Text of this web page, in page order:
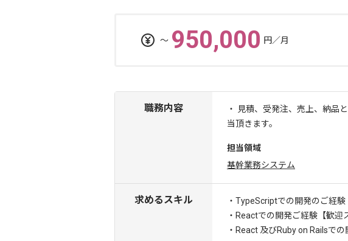
〜 950,000 円／月
職務内容
・ 見積、受発注、売上、納品
当頂きます。
担当領域
基幹業務システム
求めるスキル
・TypeScriptでの開発のご経験
・Reactでの開発ご経験 【歓
・React 及びRuby on Railsで